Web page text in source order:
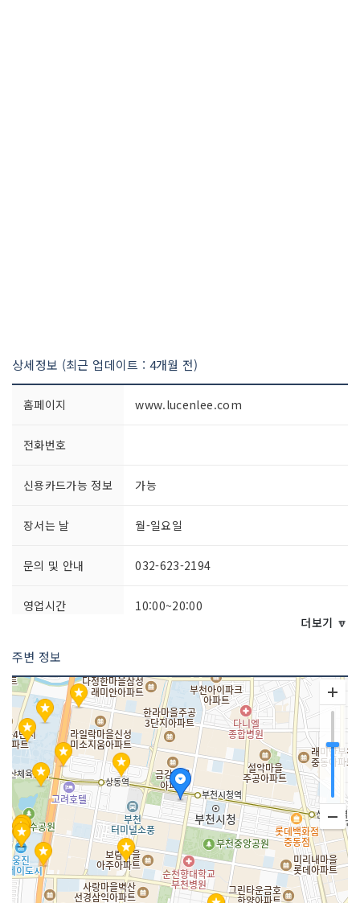
상세정보 (최근 업데이트 : 4개월 전)
홈페이지 www.lucenlee.com
전화번호
신용카드가능 정보 가능
장서는 날 월-일요일
문의 및 안내 032-623-2194
영업시간 10:00~20:00
쉬는날 명절, 월1회
화장실 설명 있음
판매 품목
복합쇼핑몰(백화점, 마트, 편의점, 아울렛
등)
매장안내 환급서비스 제공방식 : 사후
더보기 🔽
주변 정보